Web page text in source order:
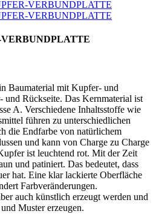
Baumaterial mit Kupfer- und
und Rückseite. Das Kernmaterial ist
A. Verschiedene Inhaltsstoffe wie
führen zu unterschiedlichen
die Endfarbe von natürlichem
und kann von Charge zu Charge
ist leuchtend rot. Mit der Zeit
und patiniert. Das bedeutet, dass
hat. Eine klar lackierte Oberfläche
Farbveränderungen.
auch künstlich erzeugt werden und
Muster erzeugen.